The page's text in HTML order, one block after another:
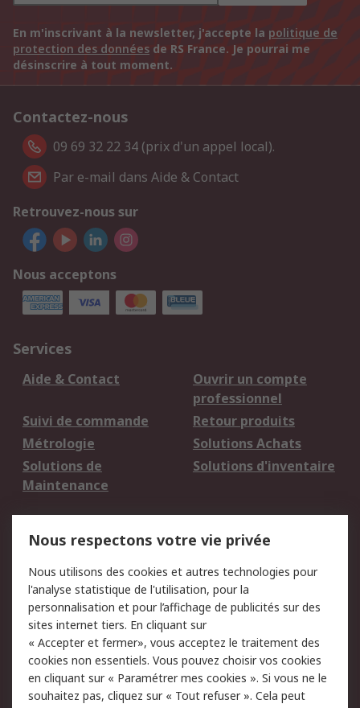
En m'inscrivant à la newsletter, j'accepte la politique de
protection des données de RS France. Je pourrai me
désinscrire à tout moment.
Contactez-nous
09 69 32 22 34 (prix d'un appel local).
Par e-mail dans Aide & Contact
Retrouvez-nous sur
Nous acceptons
Services
Aide & Contact
Ouvrir un compte
professionnel
Suivi de commande
Retour produits
Métrologie
Solutions Achats
Solutions de
Maintenance
Solutions d'inventaire
du site
Politique de protection
des données - Mise à
jour
Sécurité des E-mails
Conditions générales
de vente
Politique anti-
corruption
Campagnes marketing
Nous respectons votre vie privée
Nous utilisons des cookies et autres technologies pour
l'analyse statistique de l'utilisation, pour la
personnalisation et pour l’affichage de publicités sur des
sites internet tiers. En cliquant sur
« Accepter et fermer», vous acceptez le traitement des
cookies non essentiels. Vous pouvez choisir vos cookies
en cliquant sur « Paramétrer mes cookies ». Si vous ne le
souhaitez pas, cliquez sur « Tout refuser ». Cela peut